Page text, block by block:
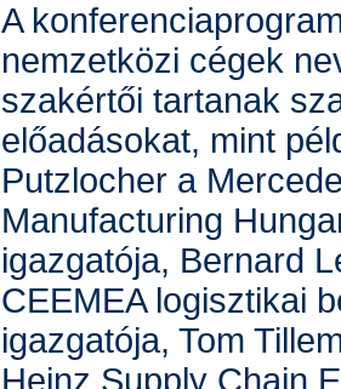
A
nemzetközi cégek
szakértői tartanak
előadásokat, mint
Putzlocher a
Manufacturing
igazgatója, Bernard
CEEMEA logisztikai
igazgatója, Tom
Heinz Supply Chain